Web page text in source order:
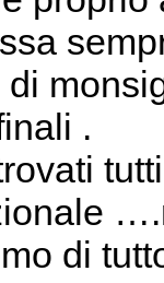
.
di